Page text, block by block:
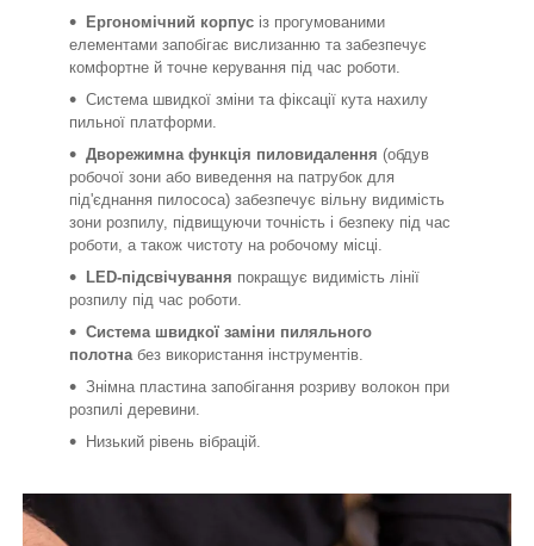
Ергономічний корпус із прогумованими
елементами запобігає вислизанню та забезпечує
комфортне й точне керування під час роботи.
Система швидкої зміни та фіксації кута нахилу
пильної платформи.
Дворежимна функція пиловидалення (обдув
робочої зони або виведення на патрубок для
під'єднання пилососа) забезпечує вільну видимість
зони розпилу, підвищуючи точність і безпеку під час
роботи, а також чистоту на робочому місці.
LED-підсвічування покращує видимість лінії
розпилу під час роботи.
Система швидкої заміни пиляльного
полотна без використання інструментів.
Знімна пластина запобігання розриву волокон при
розпилі деревини.
Низький рівень вібрацій.